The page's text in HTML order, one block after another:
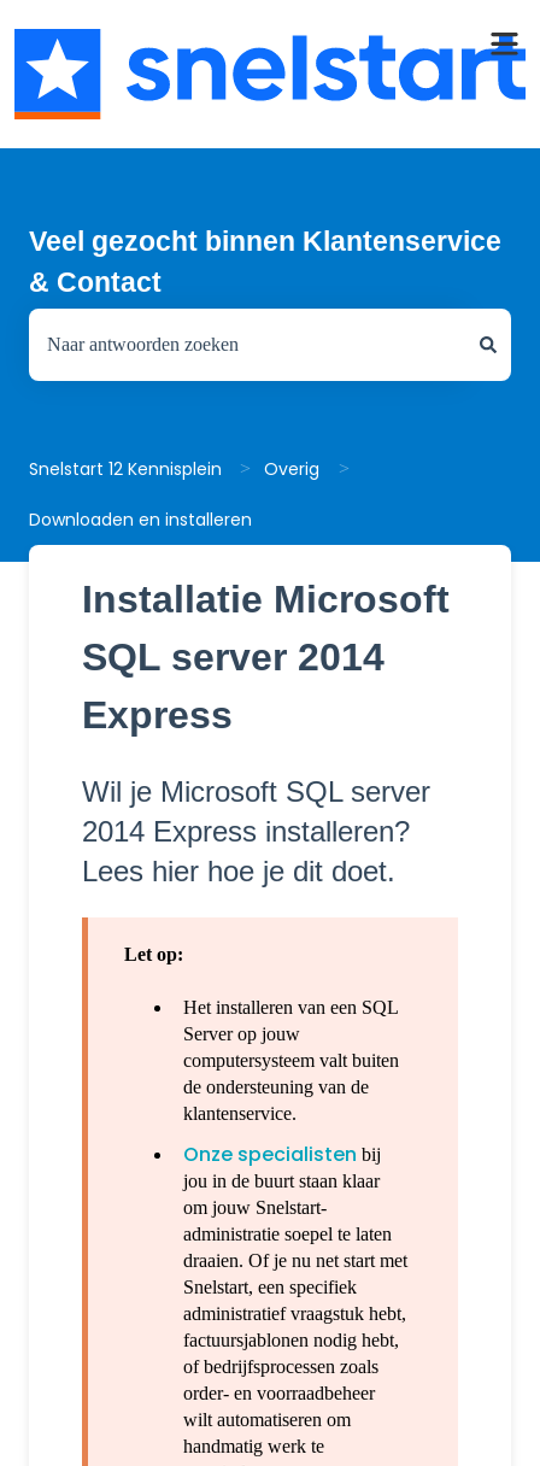
Veel gezocht binnen Klantenservice
& Contact
Snelstart 12 Kennisplein Overig
Downloaden en installeren
Installatie Microsoft
SQL server 2014
Express
Wil je Microsoft SQL server
2014 Express installeren?
Lees hier hoe je dit doet.
Let op:
Het installeren van een SQL
Server op jouw
computersysteem valt buiten
de ondersteuning van de
klantenservice.
Onze specialisten bij
jou in de buurt staan klaar
om jouw Snelstart-
administratie soepel te laten
draaien. Of je nu net start met
Snelstart, een specifiek
administratief vraagstuk hebt,
factuursjablonen nodig hebt,
of bedrijfsprocessen zoals
order- en voorraadbeheer
wilt automatiseren om
handmatig werk te